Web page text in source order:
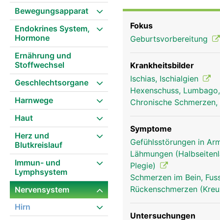
Bewegungsapparat
Endokrines System,
Hormone
Ernährung und
Stoffwechsel
Geschlechtsorgane
Harnwege
Haut
Herz und
Blutkreislauf
Immun- und
Lymphsystem
Nervensystem
Hirn
andererseits
Schäden des
Muskelschwächen
Fokus
Geburtsvorbereitung
Krankheitsbilder
Ischias, Ischialgien
Hexenschuss,
Chronische
Symptome
Gefühlsstörungen in
Lähmungen
Plegie)
Schmerzen im Bein,
Rückenschmerzen
Untersuchungen